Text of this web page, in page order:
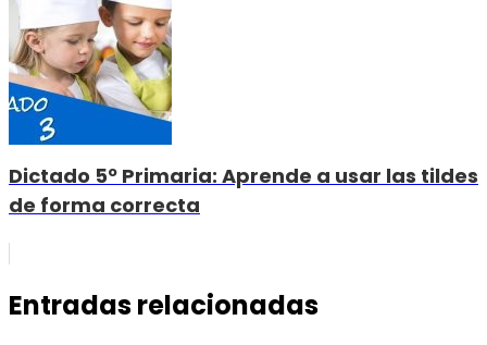
Dictado 5º Primaria: Aprende a usar las tildes
de forma correcta
Entradas relacionadas